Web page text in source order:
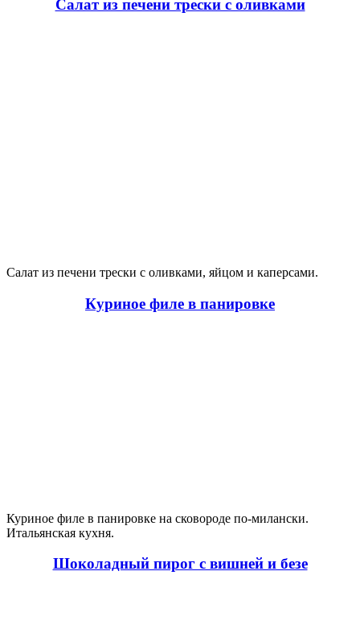
Салат из печени трески с оливками
Салат из печени трески с оливками, яйцом и каперсами.
Куриное филе в панировке
Куриное филе в панировке на сковороде по-милански.
Итальянская кухня.
Шоколадный пирог с вишней и безе